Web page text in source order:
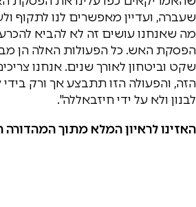
שעברה, ועדיין מאפשרים לנו לתקוף
מה שאנחנו עושים זה לא להביא
הפסקת האש. כל הפעולות האלה הן
שקט וביטחון לאורך שנים. אנחנו
הזה, והפעולה הזו תתבצע אך ורק
לבנון ולא על ידי חיזבאללה".
האזינו לראיון המלא מתוך המהדורה